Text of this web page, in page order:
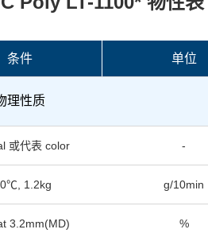
条件 单位
理性质
或代表 color -
1.2kg g/10min
3.2mm(MD) %